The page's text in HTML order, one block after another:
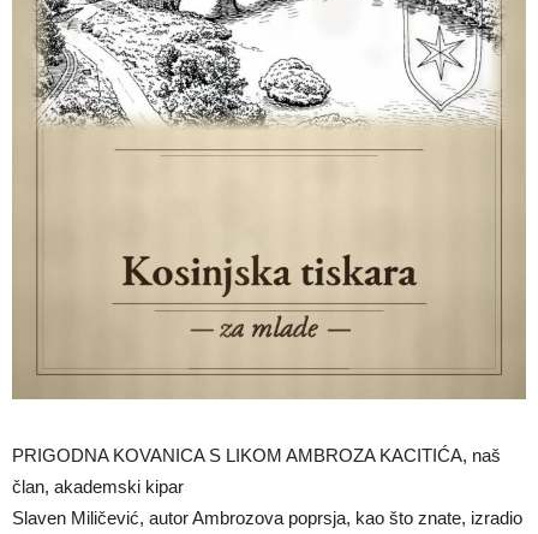
PRIGODNA KOVANICA S LIKOM AMBROZA KACITIĆA, naš
član, akademski kipar
Slaven Miličević, autor Ambrozova poprsja, kao što znate, izradio